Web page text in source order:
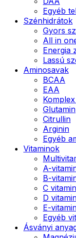
Egyéb
Szénhidrátok
Gyors
All in
Energia
Lassú
Aminosavak
BCAA
EAA
Glutamin
Citrullin
Arginin
Egyéb
Vitaminok
A-
B-
C vitamin
D
E-
Egyéb
Ásványi